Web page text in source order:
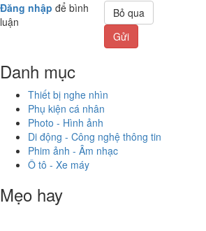
Đăng nhập để bình
luận
Bỏ qua
Gửi
Danh mục
Thiết bị nghe nhìn
Phụ kiện cá nhân
Photo - Hình ảnh
Di động - Công nghệ thông tin
Phim ảnh - Âm nhạc
Ô tô - Xe máy
Mẹo hay